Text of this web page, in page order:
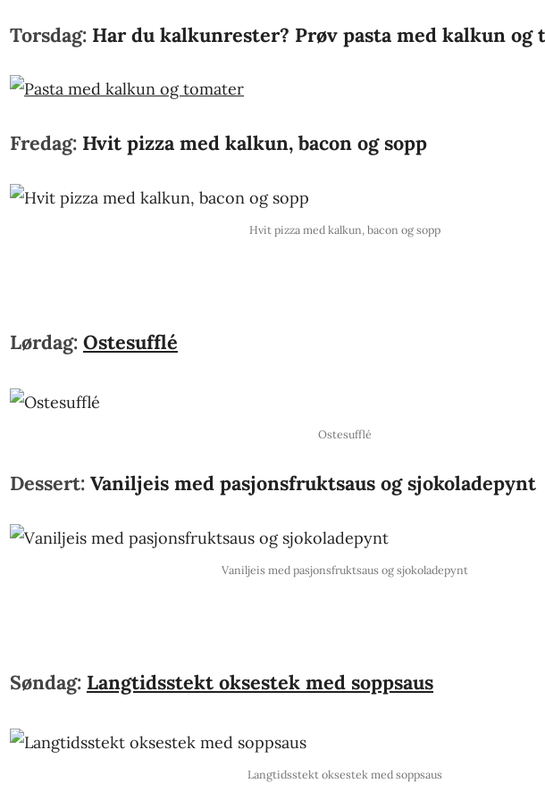
Torsdag: Har du kalkunrester? Prøv pasta med kalkun og
Fredag: Hvit pizza med kalkun, bacon og sopp
Hvit pizza med kalkun, bacon og sopp
Lørdag: Ostesufflé
Ostesufflé
Dessert: Vaniljeis med pasjonsfruktsaus og sjokoladepynt
Vaniljeis med pasjonsfruktsaus og sjokoladepynt
Søndag: Langtidsstekt oksestek med soppsaus
Langtidsstekt oksestek med soppsaus